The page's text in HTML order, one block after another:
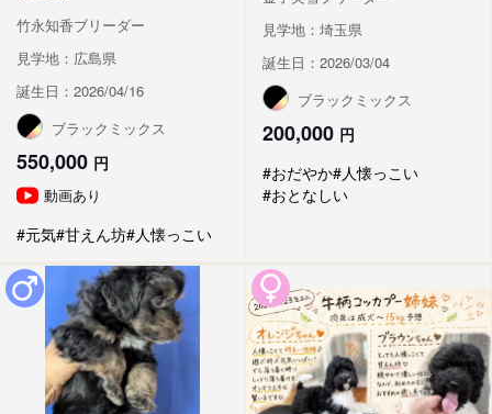
竹永知香ブリーダー
見学地：広島県
誕生日：2026/04/16
ブラックミックス
550,000 円
動画あり
#元気#甘えん坊#人懐っこい
見学地：埼玉県
誕生日：2026/03/04
ブラックミックス
200,000 円
#おだやか#人懐っこい
#おとなしい